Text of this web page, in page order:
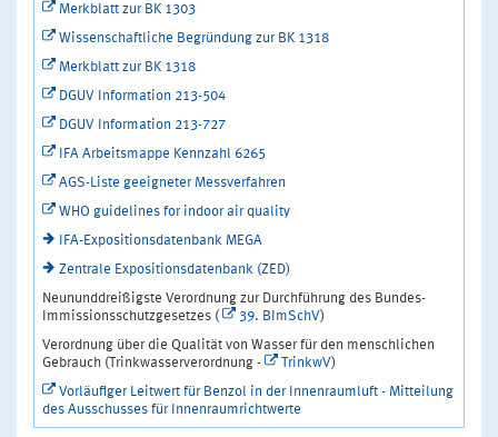
Merkblatt zur BK 1303
Wissenschaftliche Begründung zur BK 1318
Merkblatt zur BK 1318
DGUV Information 213-504
DGUV Information 213-727
IFA Arbeitsmappe Kennzahl 6265
AGS-Liste geeigneter Messverfahren
WHO guidelines for indoor air quality
IFA-Expositionsdatenbank MEGA
Zentrale Expositionsdatenbank (ZED)
Neununddreißigste Verordnung zur Durchführung des Bundes-
Immissionsschutzgesetzes (
39. BImSchV)
Verordnung über die Qualität von Wasser für den menschlichen
Gebrauch (Trinkwasserverordnung -
TrinkwV)
Vorläufiger Leitwert für Benzol in der Innenraumluft - Mitteilung
des Ausschusses für Innenraumrichtwerte